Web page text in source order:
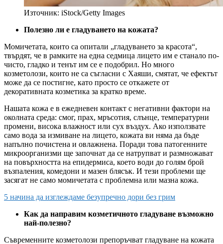
Източник: iStock/Getty Images
Полезно ли е гладуването на кожата?
Момичетата, които са опитали „гладуването за красота“,
твърдят, че в рамките на една седмица лицето им е станало по-
чисто, гладко и тенът им се е подобрил. Но много
козметолози, които не са съгласни с Хаяши, смятат, че ефектът
може да се постигне, като просто се откажете от
декоративната козметика за кратко време.
Нашата кожа е в ежедневен контакт с негативни фактори на
околната среда: смог, прах, мръсотия, слънце, температурни
промени, висока влажност или сух въздух. Ако използвате
само вода за измиване на лицето, кожата ви няма да бъде
напълно почистена и овлажнена. Поради това патогенните
микроорганизми ще започнат да се натрупват и размножават
на повърхността на епидермиса, което води до голям брой
възпаления, комедони и мазен блясък. И тези проблеми ще
засягат не само момичетата с проблемна или мазна кожа.
5 начина да изглеждаме безупречно дори без грим
Как да направим козметичното гладуване възможно
най-полезно?
Съвременните козметолози препоръчват гладуване на кожата